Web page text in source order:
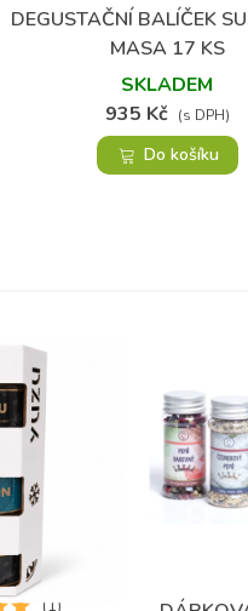
Přidat do oblíbených
DEGUSTAČNÍ BALÍČEK
MASA 17 KS
SKLADEM
935 Kč (s DPH)
Do košíku
(1)